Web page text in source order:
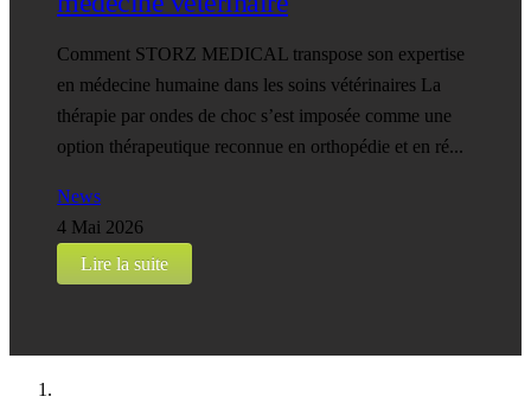
Comment STORZ MEDICAL transpose son expertise
en médecine humaine dans les soins vétérinaires La
thérapie par ondes de choc s’est imposée comme une
option thérapeutique reconnue en orthopédie et en ré...
News
4 Mai 2026
Lire la suite